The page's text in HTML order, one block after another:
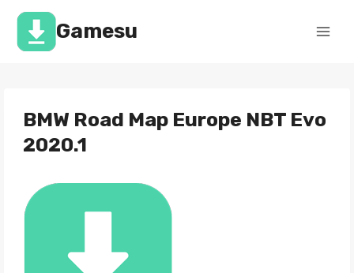
Перейти
содержимомуGamesu
BMW Road Map Europe NBT Evo
2020.1